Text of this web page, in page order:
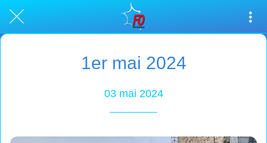
1er mai 2024
03 mai 2024